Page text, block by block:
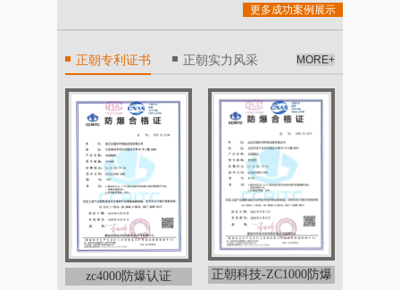
更多成功案例展示
MORE+
正朝专利证书 正朝实力风采
zc4000防爆认证
正朝科技-ZC1000防爆